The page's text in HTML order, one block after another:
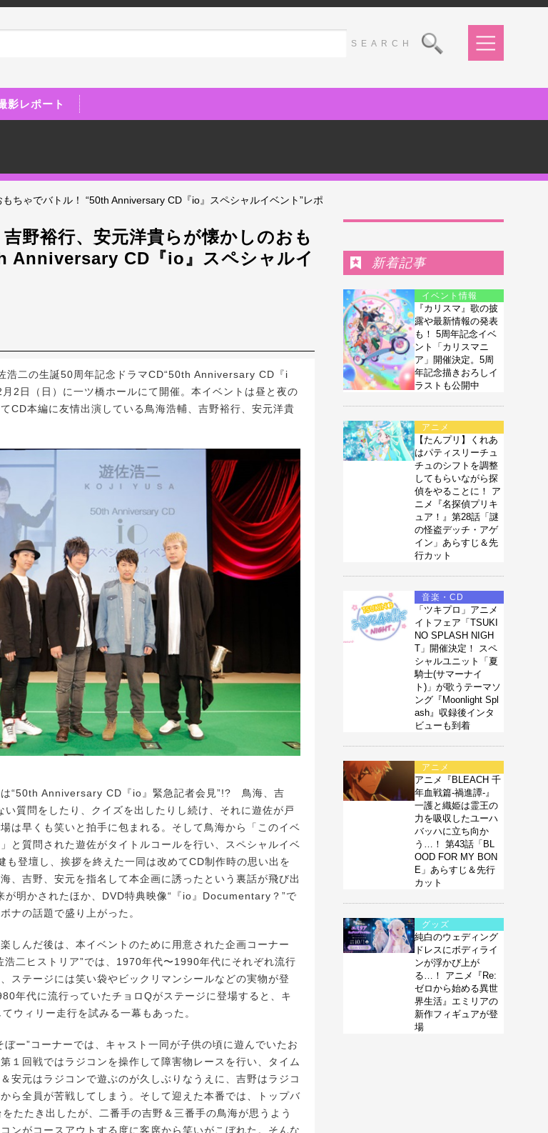
影レポート
ちゃでバトル！ “50th Anniversary CD『io』スペシャルイベント”レポ
野裕行、安元洋貴らが懐かしのおも
Anniversary CD『io』スペシャルイ
浩二の生誕50周年記念ドラマCD“50th Anniversary CD『i
2日（日）に一ツ橋ホールにて開催。本イベントは昼と夜の
CD本編に友情出演している鳥海浩輔、吉野裕行、安元洋貴
“50th Anniversary CD『io』緊急記者会見”!? 鳥海、吉
質問をしたり、クイズを出したりし続け、それに遊佐が戸
は早くも笑いと拍手に包まれる。そして鳥海から「このイベ
と質問された遊佐がタイトルコールを行い、スペシャルイベ
も登壇し、挨拶を終えた一同は改めてCD制作時の思い出を
、吉野、安元を指名して本企画に誘ったという裏話が飛び出
が明かされたほか、DVD特典映像“『io』Documentary？”で
ナの話題で盛り上がった。
しんだ後は、本イベントのために用意された企画コーナー
浩二ヒストリア”では、1970年代〜1990年代にそれぞれ流行
ステージには笑い袋やビックリマンシールなどの実物が登
年代に流行っていたチョロQがステージに登場すると、キ
ウィリー走行を試みる一幕もあった。
ー”コーナーでは、キャスト一同が子供の頃に遊んでいたお
１回戦ではラジコンを操作して障害物レースを行い、タイム
安元はラジコンで遊ぶのが久しぶりなうえに、吉野はラジコ
ら全員が苦戦してしまう。そして迎えた本番では、トップバ
たたき出したが、二番手の吉野＆三番手の鳥海が思うよう
ンがコースアウトする度に客席から笑いがこぼれた。そんな
新着記事
イベント情報
『カリスマ』歌の披
露や最新情報の発表
も！ 5周年記念イベ
ント「カリスマニ
ア」開催決定。5周
年記念描きおろしイ
ラストも公開中
アニメ
【たんプリ】くれあ
はパティスリーチュ
チュのシフトを調整
してもらいながら探
偵をやることに！ ア
ニメ『名探偵プリキ
ュア！』第28話「謎
の怪盗デッチ・アゲ
イン」あらすじ＆先
行カット
音楽・CD
「ツキプロ」アニメ
イトフェア「TSUKI
NO SPLASH NIGH
T」開催決定！ スペ
シャルユニット「夏
騎士(サマーナイ
ト)」が歌うテーマソ
ング『Moonlight Spl
ash』収録後インタ
ビューも到着
アニメ
アニメ『BLEACH 千
年血戦篇-禍進譚-』
一護と織姫は霊王の
力を吸収したユーハ
バッハに立ち向か
う…！ 第43話「BL
OOD FOR MY BON
E」あらすじ＆先行
カット
グッズ
純白のウェディング
ドレスにボディライ
ンが浮かび上が
る…！ アニメ『Re:
ゼロから始める異世
界生活』エミリアの
新作フィギュアが登
場